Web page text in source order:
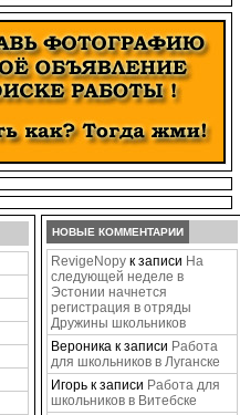
НОВЫЕ КОММЕНТАРИИ
RevigeNopy к записи На
следующей неделе в
Эстонии начнется
регистрация в отряды
Дружины школьников
Вероника к записи Работа
для школьников в Луганске
Игорь к записи Работа для
школьников в Витебске